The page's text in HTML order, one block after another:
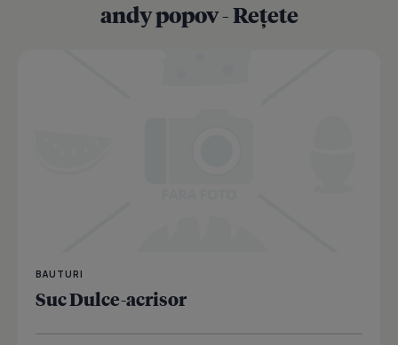
andy popov - Rețete
BAUTURI
Suc Dulce-acrisor